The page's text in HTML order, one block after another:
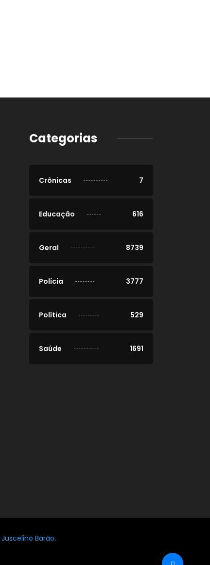
Categorias
Crônicas 7
Educação 616
Geral 8739
Polícia 3777
Política 529
Saúde 1691
Juscelino Barão.